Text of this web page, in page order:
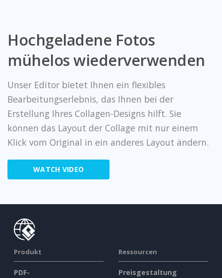
Hochgeladene Fotos
mühelos wiederverwenden
Unser Editor bietet Ihnen ein flexibles
Bearbeitungserlebnis, das Ihnen bei der
Erstellung Ihres Collagen-Designs hilft. Sie
können das Layout der Collage mit nur einem
Klick vom Original in ein anderes Layout ändern.
WATCH VIDEO
Produkt
PDF-
Ressourcen
Preisgestaltung